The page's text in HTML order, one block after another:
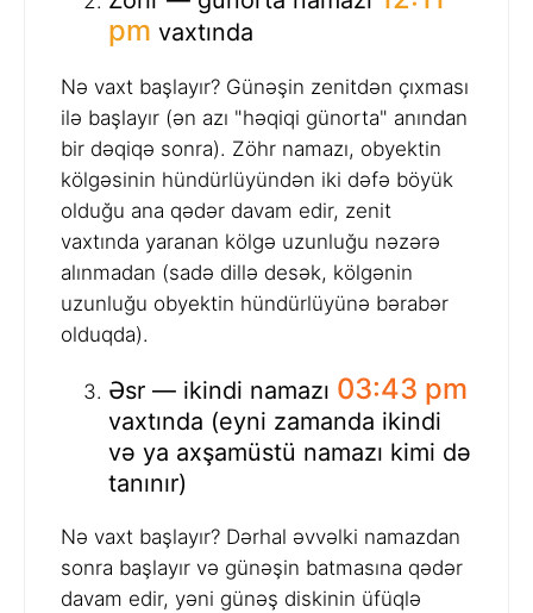
pm vaxtında
Nə vaxt başlayır? Günəşin zenitdən çıxması
ilə başlayır (ən azı "həqiqi günorta" anından
bir dəqiqə sonra). Zöhr namazı, obyektin
kölgəsinin hündürlüyündən iki dəfə böyük
olduğu ana qədər davam edir, zenit
vaxtında yaranan kölgə uzunluğu nəzərə
alınmadan (sadə dillə desək, kölgənin
uzunluğu obyektin hündürlüyünə bərabər
olduqda).
Əsr — ikindi namazı 03:43 pm
vaxtında (eyni zamanda ikindi
və ya axşamüstü namazı kimi də
tanınır)
Nə vaxt başlayır? Dərhal əvvəlki namazdan
sonra başlayır və günəşin batmasına qədər
davam edir, yəni günəş diskinin üfüqlə